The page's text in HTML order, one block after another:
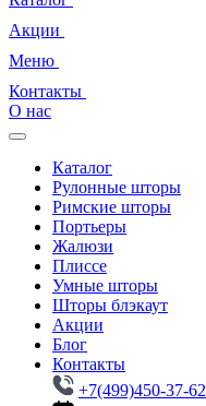
Акции
Меню
Контакты
О нас
Каталог
Рулонные шторы
Римские шторы
Портьеры
Жалюзи
Плиссе
Умные шторы
Шторы блэкаут
Акции
Блог
Контакты
+7(499)450-37-62